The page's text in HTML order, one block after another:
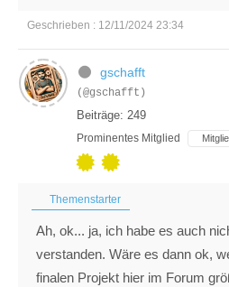
Geschrieben : 12/11/2024 23:34
gschafft
(@gschafft)
Beiträge: 249
Prominentes Mitglied
Themenstarter
Ah, ok... ja, ich habe es auch
verstanden. Wäre es dann ok,
finalen Projekt hier im Forum